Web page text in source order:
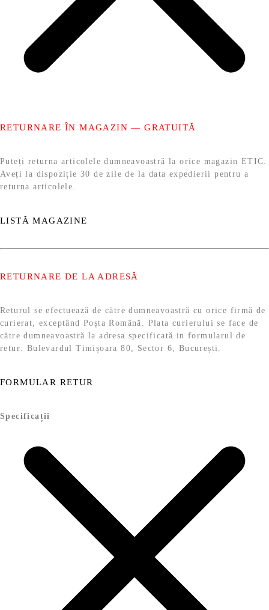
RETURNARE ÎN MAGAZIN — GRATUITĂ
Puteți returna articolele dumneavoastră la orice magazin ETIC.
Aveți la dispoziție 30 de zile de la data expedierii pentru a
returna articolele.
LISTĂ MAGAZINE
RETURNARE DE LA ADRESĂ
Returul se efectuează de către dumneavoastră cu orice firmă de
curierat, exceptând Poșta Română. Plata curierului se face de
către dumneavoastră la adresa specificată in formularul de
retur: Bulevardul Timișoara 80, Sector 6, București.
FORMULAR RETUR
Specificații